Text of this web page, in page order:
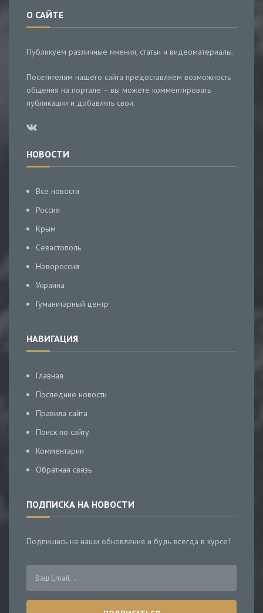
О САЙТЕ
Публикуем различные мнения, статьи и видеоматериалы.
Посетителям нашего сайта предоставляем возможность
общения на портале – вы можете комментировать
публикации и добавлять свои.
НОВОСТИ
Все новости
Россия
Крым
Севастополь
Новороссия
Украина
Гуманитарный центр
НАВИГАЦИЯ
Главная
Последние новости
Правила сайта
Поиск по сайту
Комментарии
Обратная связь
ПОДПИСКА НА НОВОСТИ
Подпишись на наши обновления и будь всегда в курсе!